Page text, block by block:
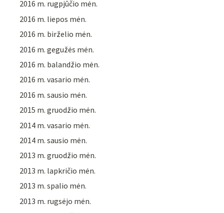
2016 m. rugpjūčio mėn.
2016 m. liepos mėn.
2016 m. birželio mėn.
2016 m. gegužės mėn.
2016 m. balandžio mėn.
2016 m. vasario mėn.
2016 m. sausio mėn.
2015 m. gruodžio mėn.
2014 m. vasario mėn.
2014 m. sausio mėn.
2013 m. gruodžio mėn.
2013 m. lapkričio mėn.
2013 m. spalio mėn.
2013 m. rugsėjo mėn.